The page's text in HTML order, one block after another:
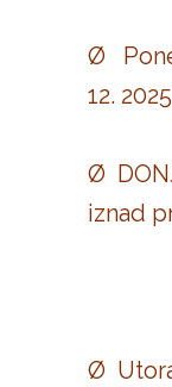
Ø
12.
Ø
iznad
Ø